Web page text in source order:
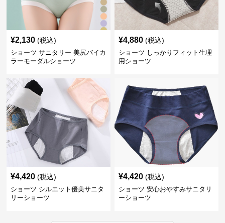
¥2,130 (税込)
ショーツ サニタリー 美尻バイカ
ラーモーダルショーツ
¥4,880 (税込)
ショーツ しっかりフィット生理
用ショーツ
¥4,420 (税込)
ショーツ シルエット優美サニタ
リーショーツ
¥4,420 (税込)
ショーツ 安心おやすみサニタリ
ーショーツ